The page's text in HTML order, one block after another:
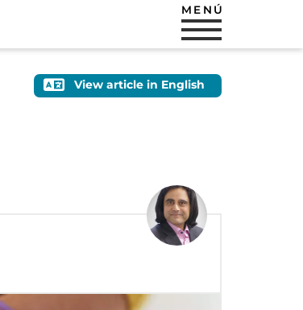
MENÚ
View article in English